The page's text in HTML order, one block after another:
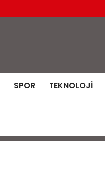
SPOR TEKNOLOJI